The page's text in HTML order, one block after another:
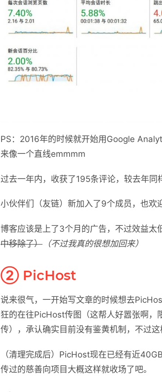
PS：2016年的时候就开始用Google
来像一个直线emmmm
过去一年内，收获了195条评论，较去年同
小伙伴们（友链）新加入了9个成员，也
博客应该是上了3个月的广告，不过效益太
中移除了） （不过我真的很想加回来）
② PicHost
说来很气，一开始写文章的时候想去
狂的在往PicHost传图（这帮人好嚣张啊，
传），承认确实目前没有鉴黄机制，不过
（清理完成后）PicHost现在已经有近
传过的慈善向项目大概这样就收场了吧。